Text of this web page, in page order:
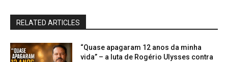
RELATED ARTICLES
“Quase apagaram 12 anos da minha
vida” – a luta de Rogério Ulysses contra